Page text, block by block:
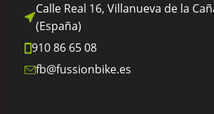
Calle Real 16, Villanueva de la
(España)
910 86 65 08
fb@fussionbike.es